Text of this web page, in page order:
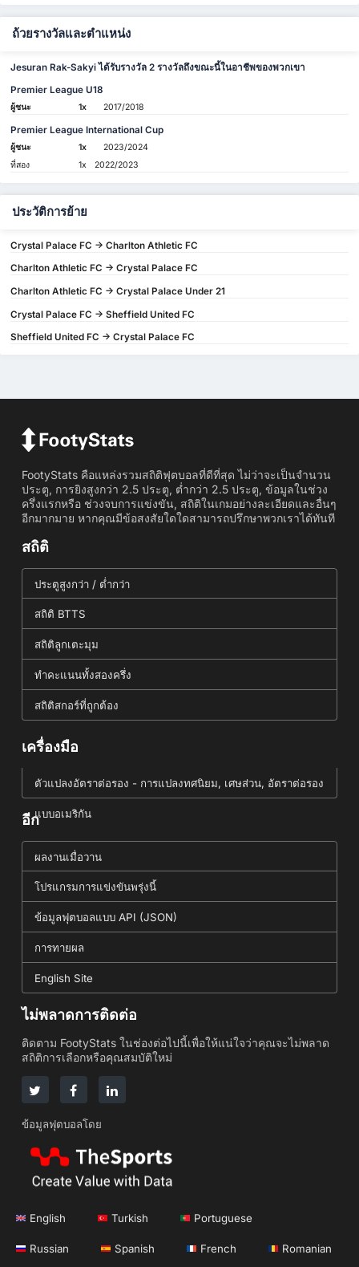
ถ้วยรางวัลและตำแหน่ง
Jesuran Rak-Sakyi ได้รับรางวัล 2 รางวัลถึงขณะนี้ในอาชีพของพวกเขา
Premier League U18
ผู้ชนะ 1x 2017/2018
Premier League International Cup
ผู้ชนะ 1x
2023/2024
ที่สอง
1x 2022/2023
ประวัติการย้าย
Crystal Palace FC -> Charlton Athletic FC
Charlton Athletic FC -> Crystal Palace FC
Charlton Athletic FC -> Crystal Palace Under 21
Crystal Palace FC -> Sheffield United FC
Sheffield United FC -> Crystal Palace FC
FootyStats คือแหล่งรวมสถิติฟุตบอลที่ดีที่สุด ไม่ว่าจะเป็นจำนวน
ประตู, การยิงสูงกว่า 2.5 ประตู, ต่ำกว่า 2.5 ประตู, ข้อมูลในช่วง
ครึ่งแรกหรือ ช่วงจบการแข่งขัน, สถิติในเกมอย่างละเอียดและอื่นๆ
อีกมากมาย หากคุณมีข้อสงสัยใดใดสามารถปรึกษาพวกเราได้ทันที
สถิติ
ประตูสูงกว่า / ต่ำกว่า
สถิติ BTTS
สถิติลูกเตะมุม
ทำคะแนนทั้งสองครึ่ง
สถิติสกอร์ที่ถูกต้อง
เครื่องมือ
ตัวแปลงอัตราต่อรอง - การแปลงทศนิยม, เศษส่วน, อัตราต่อรอง
แบบอเมริกัน
อีก
ผลงานเมื่อวาน
โปรแกรมการแข่งขันพรุ่งนี้
ข้อมูลฟุตบอลแบบ API (JSON)
การทายผล
English Site
ไม่พลาดการติดต่อ
ติดตาม FootyStats ในช่องต่อไปนี้เพื่อให้แน่ใจว่าคุณจะไม่พลาด
สถิติการเลือกหรือคุณสมบัติใหม่
ข้อมูลฟุตบอลโดย
English Turkish Portuguese
Russian Spanish French Romanian